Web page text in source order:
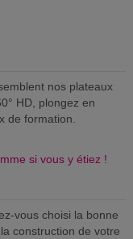
nos plateaux
HD, plongez en
de formation.
si vous y étiez !
vous choisi la bonne
construction de votre